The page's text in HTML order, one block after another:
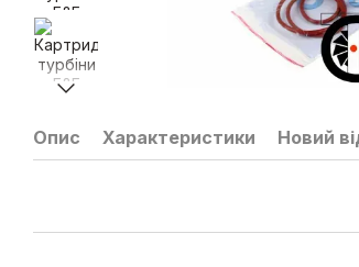
Опис Характеристики Новий